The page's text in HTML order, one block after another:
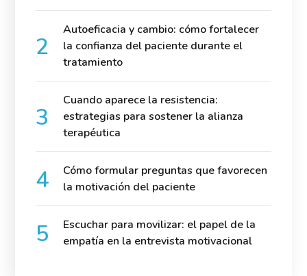
Autoeficacia y cambio: cómo fortalecer
la confianza del paciente durante el
tratamiento
Cuando aparece la resistencia:
estrategias para sostener la alianza
terapéutica
Cómo formular preguntas que favorecen
la motivación del paciente
Escuchar para movilizar: el papel de la
empatía en la entrevista motivacional